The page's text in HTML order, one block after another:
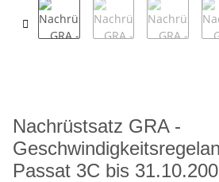
Nachrüstsatz GRA -
Passat 3C bis